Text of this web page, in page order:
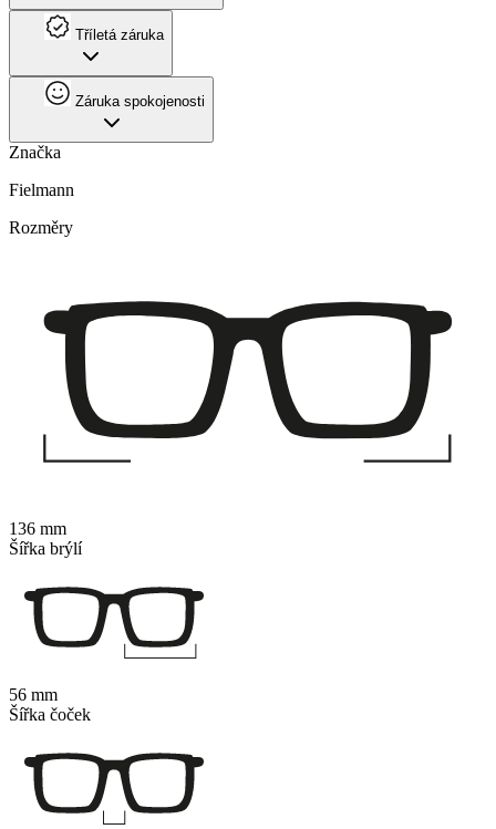
Tříletá záruka
Záruka spokojenosti
Značka
Fielmann
Rozměry
136 mm
Šířka brýlí
56 mm
Šířka čoček